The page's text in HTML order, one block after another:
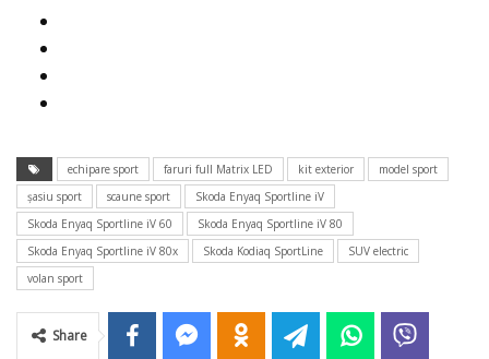
echipare sport faruri full Matrix LED kit exterior
model sport
şasiu sport
scaune sport
Skoda Enyaq Sportline iV
Skoda Enyaq Sportline iV 60
Skoda Enyaq Sportline iV 80
Skoda Enyaq Sportline iV 80x
Skoda Kodiaq SportLine
SUV electric
volan sport
Share